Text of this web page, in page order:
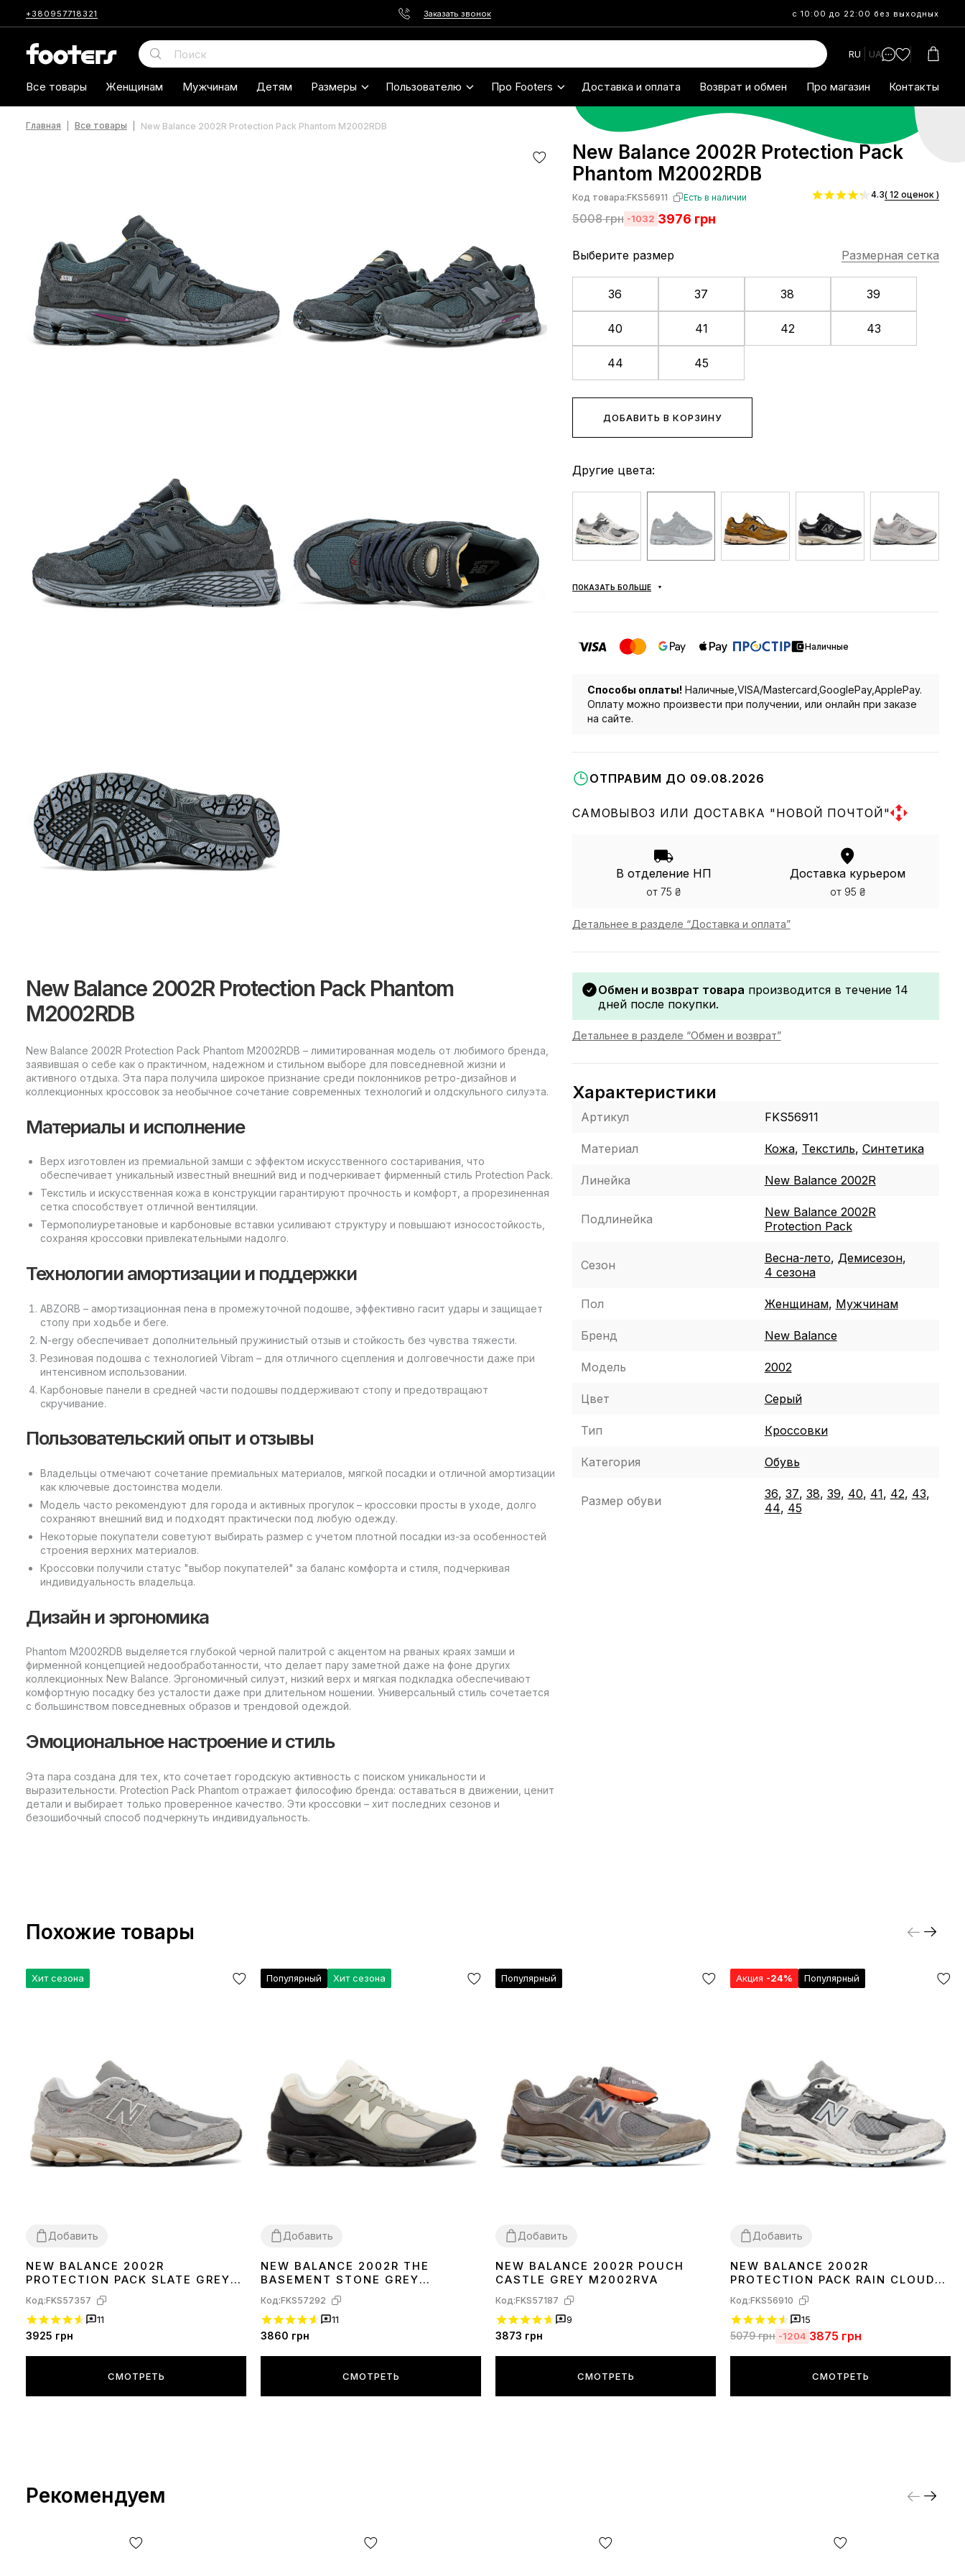
+380957718321 Заказать звонок с 10:00 до 22:00 без выходных
RU UA
Все товары Женщинам Мужчинам Детям Размеры Пользователю Про Footers Доставка и оплата Возврат и обмен Про магазин Контакты
Главная Все товары New Balance 2002R Protection Pack Phantom M2002RDB
New Balance 2002R Protection Pack Phantom
M2002RDB
New Balance 2002R Protection Pack Phantom M2002RDB – лимитированная модель от любимого бренда,
заявившая о себе как о практичном, надежном и стильном выборе для повседневной жизни и
активного отдыха. Эта пара получила широкое признание среди поклонников ретро-дизайнов и
коллекционных кроссовок за необычное сочетание современных технологий и олдскульного силуэта.
Материалы и исполнение
Верх изготовлен из премиальной замши с эффектом искусственного состаривания, что
обеспечивает уникальный известный внешний вид и подчеркивает фирменный стиль Protection Pack.
Текстиль и искусственная кожа в конструкции гарантируют прочность и комфорт, а прорезиненная
сетка способствует отличной вентиляции.
Термополиуретановые и карбоновые вставки усиливают структуру и повышают износостойкость,
сохраняя кроссовки привлекательными надолго.
Технологии амортизации и поддержки
ABZORB – амортизационная пена в промежуточной подошве, эффективно гасит удары и защищает
стопу при ходьбе и беге.
N-ergy обеспечивает дополнительный пружинистый отзыв и стойкость без чувства тяжести.
Резиновая подошва с технологией Vibram – для отличного сцепления и долговечности даже при
интенсивном использовании.
Карбоновые панели в средней части подошвы поддерживают стопу и предотвращают
скручивание.
Пользовательский опыт и отзывы
Владельцы отмечают сочетание премиальных материалов, мягкой посадки и отличной амортизации
как ключевые достоинства модели.
Модель часто рекомендуют для города и активных прогулок – кроссовки просты в уходе, долго
сохраняют внешний вид и подходят практически под любую одежду.
Некоторые покупатели советуют выбирать размер с учетом плотной посадки из-за особенностей
строения верхних материалов.
Кроссовки получили статус "выбор покупателей" за баланс комфорта и стиля, подчеркивая
индивидуальность владельца.
Дизайн и эргономика
Phantom M2002RDB выделяется глубокой черной палитрой с акцентом на рваных краях замши и
фирменной концепцией недообработанности, что делает пару заметной даже на фоне других
коллекционных New Balance. Эргономичный силуэт, низкий верх и мягкая подкладка обеспечивают
комфортную посадку без усталости даже при длительном ношении. Универсальный стиль сочетается
с большинством повседневных образов и трендовой одеждой.
Эмоциональное настроение и стиль
Эта пара создана для тех, кто сочетает городскую активность с поиском уникальности и
выразительности. Protection Pack Phantom отражает философию бренда: оставаться в движении, ценит
детали и выбирает только проверенное качество. Эти кроссовки – хит последних сезонов и
безошибочный способ подчеркнуть индивидуальность.
New Balance 2002R Protection Pack
Phantom M2002RDB
Код товара:FKS56911 Есть в наличии
5008грн -1032 3976 грн
4.3( 12 оценок )
Выберите размер Размерная сетка
36 37 38 39
40 41 42 43
44 45
ДОБАВИТЬ В КОРЗИНУ
Другие цвета:
ПОКАЗАТЬ БОЛЬШЕ
Наличные
Способы оплаты! Наличные,VISA/Mastercard,GooglePay,ApplePay.
Оплату можно произвести при получении, или онлайн при заказе
на сайте.
ОТПРАВИМ ДО 09.08.2026
САМОВЫВОЗ ИЛИ ДОСТАВКА "НОВОЙ ПОЧТОЙ"
В отделение НП
от 75 ₴
Доставка курьером
от 95 ₴
Детальнее в разделе “Доставка и оплата”
Обмен и возврат товара производится в течение 14
дней после покупки.
Детальнее в разделе “Обмен и возврат”
Характеристики
Артикул FKS56911
Материал Кожа, Текстиль, Синтетика
Линейка New Balance 2002R
Подлинейка
New Balance 2002R
Protection Pack
Сезон Весна-лето, Демисезон,
4 сезона
Пол Женщинам, Мужчинам
Бренд New Balance
Модель 2002
Цвет Серый
Тип Кроссовки
Категория Обувь
Размер обуви 36, 37, 38, 39, 40, 41, 42, 43,
44, 45
Похожие товары
Хит сезона
Добавить
3637 394142
NEW BALANCE 2002R
PROTECTION PACK SLATE GREY
Код:FKS57357
11
3925 грн
СМОТРЕТЬ
Популярный Хит сезона
Добавить
41
NEW BALANCE 2002R THE
BASEMENT STONE GREY
Код:FKS57292
11
3860 грн
СМОТРЕТЬ
Популярный
Добавить
4041 42434445
NEW BALANCE 2002R POUCH
CASTLE GREY M2002RVA
Код:FKS57187
9
3873 грн
СМОТРЕТЬ
Акция -24% Популярный
Добавить
3637 3839404142 43 4445
NEW BALANCE 2002R
PROTECTION PACK RAIN CLOUD
Код:FKS56910
15
5079грн -1204 3875 грн
СМОТРЕТЬ
Рекомендуем